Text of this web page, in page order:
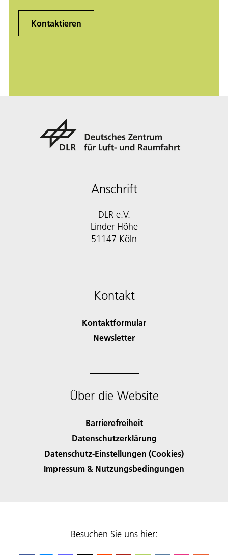
Kontaktieren
Anschrift
DLR e.V.
Linder Höhe
51147 Köln
Kontakt
Kontaktformular
Newsletter
Über die Website
Barrierefreiheit
Datenschutzerklärung
Datenschutz-Einstellungen (Cookies)
Impressum & Nutzungsbedingungen
Besuchen Sie uns hier: